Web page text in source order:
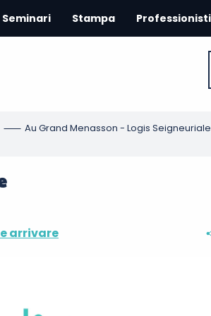
Seminari Stampa
Au Grand Menasson - Logis Seigneuriale
arrivare